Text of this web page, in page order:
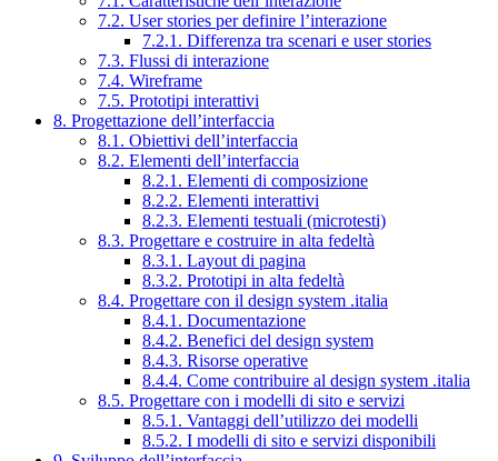
7.2. User stories per definire l’interazione
7.2.1. Differenza tra scenari e user stories
7.3. Flussi di interazione
7.4. Wireframe
7.5. Prototipi interattivi
8. Progettazione dell’interfaccia
8.1. Obiettivi dell’interfaccia
8.2. Elementi dell’interfaccia
8.2.1. Elementi di composizione
8.2.2. Elementi interattivi
8.2.3. Elementi testuali (microtesti)
8.3. Progettare e costruire in alta fedeltà
8.3.1. Layout di pagina
8.3.2. Prototipi in alta fedeltà
8.4. Progettare con il design system .italia
8.4.1. Documentazione
8.4.2. Benefici del design system
8.4.3. Risorse operative
8.4.4. Come contribuire al design system .italia
8.5. Progettare con i modelli di sito e servizi
8.5.1. Vantaggi dell’utilizzo dei modelli
8.5.2. I modelli di sito e servizi disponibili